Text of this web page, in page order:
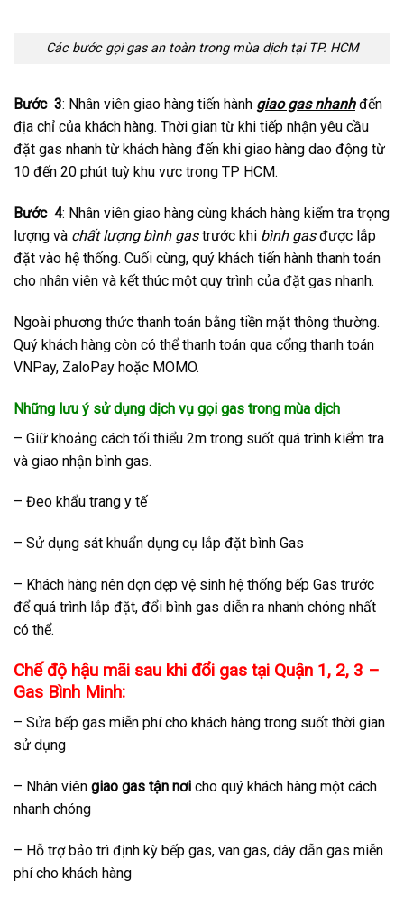
Các bước gọi gas an toàn trong mùa dịch tại TP. HCM
Bước 3: Nhân viên giao hàng tiến hành giao gas nhanhđến
địa chỉ của khách hàng. Thời gian từ khi tiếp nhận yêu cầu
đặt gas nhanh từ khách hàng đến khi giao hàng dao động từ
10 đến 20 phút tuỳ khu vực trong TP HCM.
Bước 4: Nhân viên giao hàng cùng khách hàng kiểm tra trọng
lượng và chất lượng bình gastrước khi bình gasđược lắp
đặt vào hệ thống. Cuối cùng, quý khách tiến hành thanh toán
cho nhân viên và kết thúc một quy trình của đặt gas nhanh.
Ngoài phương thức thanh toán bằng tiền mặt thông thường.
Quý khách hàng còn có thể thanh toán qua cổng thanh toán
VNPay, ZaloPay hoặc MOMO.
Những lưu ý sử dụng dịch vụ gọi gas trong mùa dịch
– Giữ khoảng cách tối thiểu 2m trong suốt quá trình kiểm tra
và giao nhận bình gas.
– Đeo khẩu trang y tế
– Sử dụng sát khuẩn dụng cụ lắp đặt bình Gas
– Khách hàng nên dọn dẹp vệ sinh hệ thống bếp Gas trước
để quá trình lắp đặt, đổi bình gas diễn ra nhanh chóng nhất
có thể.
Chế độ hậu mãi sau khi đổi gas tại Quận 1, 2, 3 –
Gas Bình Minh:
– Sửa bếp gas miễn phí cho khách hàng trong suốt thời gian
sử dụng
– Nhân viên giao gas tận nơi cho quý khách hàng một cách
nhanh chóng
– Hỗ trợ bảo trì định kỳ bếp gas, van gas, dây dẫn gas miễn
phí cho khách hàng